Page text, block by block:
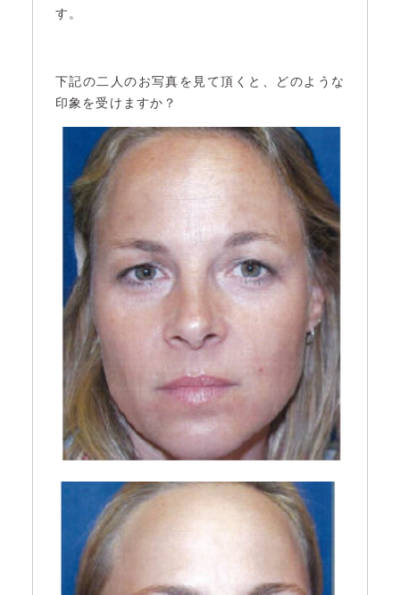
す。
下記の二人のお写真を見て頂くと、どのような
印象を受けますか？